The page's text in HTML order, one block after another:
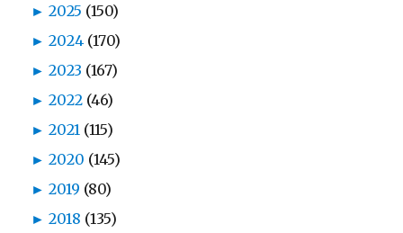
► 2025 (150)
► 2024 (170)
► 2023 (167)
► 2022 (46)
► 2021 (115)
► 2020 (145)
► 2019 (80)
► 2018 (135)